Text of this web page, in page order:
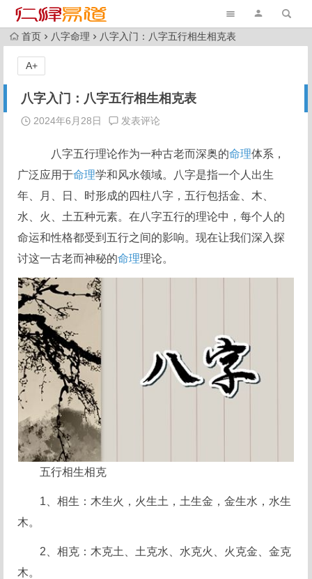
首页 八字命理 八字入门：八字五行相生相克表
八字入门：八字五行相生相克表
2024年6月28日 发表评论
八字五行理论作为一种古老而深奥的命理体系，
广泛应用于命理学和风水领域。八字是指一个人出生
年、月、日、时形成的四柱八字，五行包括金、木、
水、火、土五种元素。在八字五行的理论中，每个人的
命运和性格都受到五行之间的影响。现在让我们深入探
讨这一古老而神秘的命理理论。
五行相生相克
1、相生：木生火，火生土，土生金，金生水，水生
木。
2、相克：木克土、土克水、水克火、火克金、金克
木。
A+